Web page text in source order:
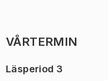
VÅRTERMIN
Läsperiod 3